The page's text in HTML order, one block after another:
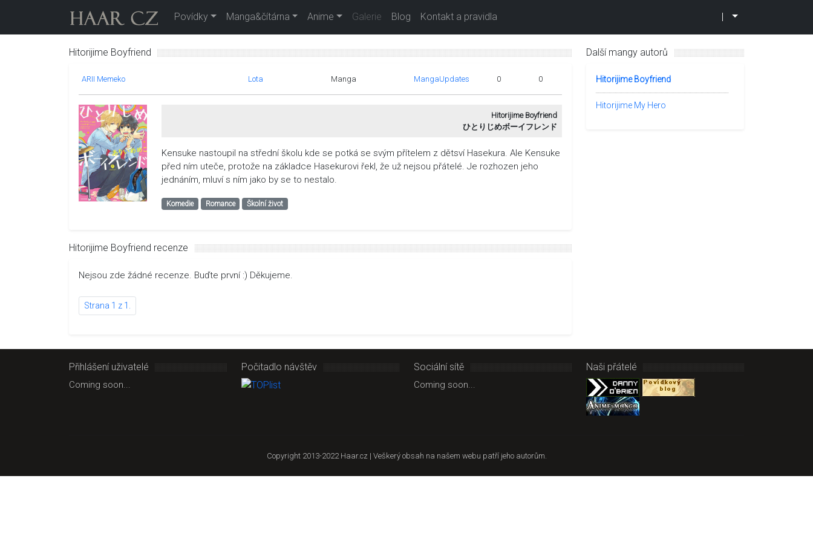
Povídky Manga&čítárna Anime Galerie Blog Kontakt a pravidla
Hitorijime Boyfriend
ARII Memeko Lota Manga MangaUpdates 0 0
Hitorijime Boyfriend
ひとりじめボーイフレンド
Kensuke nastoupil na střední školu kde se potká se svým přítelem z dětsví Hasekura. Ale Kensuke
před ním uteče, protože na základce Hasekurovi řekl, že už nejsou přátelé. Je rozhozen jeho
jednáním, mluví s ním jako by se to nestalo.
Komedie Romance Školní život
Hitorijime Boyfriend recenze
Nejsou zde žádné recenze. Buďte první :) Děkujeme.
Strana 1 z 1.
Další mangy autorů
Hitorijime Boyfriend
Hitorijime My Hero
Přihlášení uživatelé
Coming soon...
Počitadlo návštěv Sociální sítě
Coming soon...
Naši přátelé
Copyright 2013-2022 Haar.cz | Veškerý obsah na našem webu patří jeho autorům.